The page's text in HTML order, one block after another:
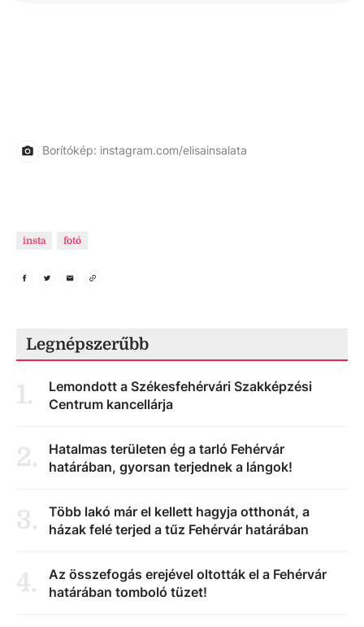
Borítókép: instagram.com/elisainsalata
insta fotó
Legnépszerűbb
1.
Lemondott a Székesfehérvári Szakképzési
Centrum kancellárja
2.
Hatalmas területen ég a tarló Fehérvár
határában, gyorsan terjednek a lángok!
3.
Több lakó már el kellett hagyja otthonát, a
házak felé terjed a tűz Fehérvár határában
4.
Az összefogás erejével oltották el a Fehérvár
határában tomboló tüzet!